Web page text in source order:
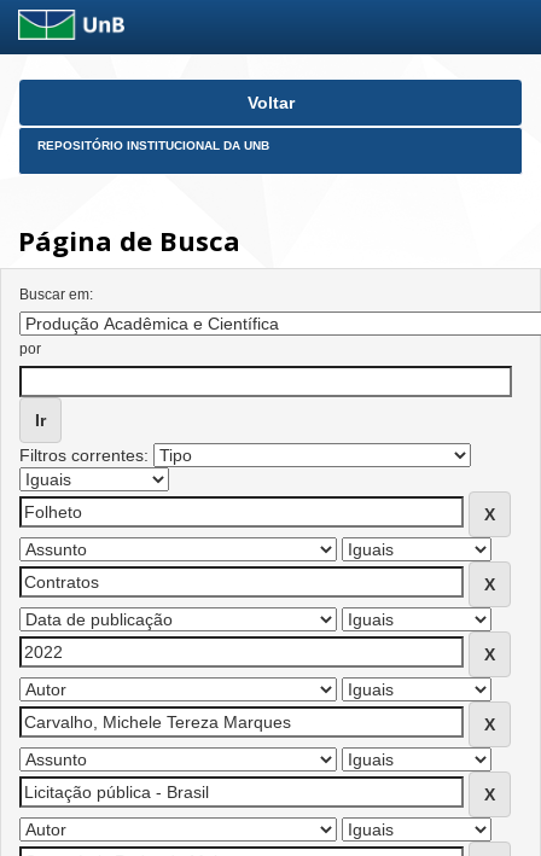
Skip
Voltar
REPOSITÓRIO INSTITUCIONAL DA UNB
Página de Busca
Buscar em:
por
Filtros correntes: